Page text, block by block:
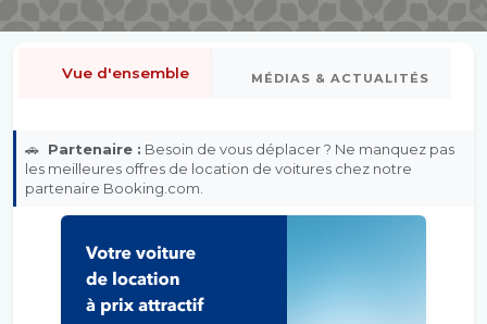
Vue d'ensemble MÉDIAS & ACTUALITÉS
🚗 Partenaire : Besoin de vous déplacer ? Ne manquez pas
les meilleures offres de location de voitures chez notre
partenaire Booking.com.